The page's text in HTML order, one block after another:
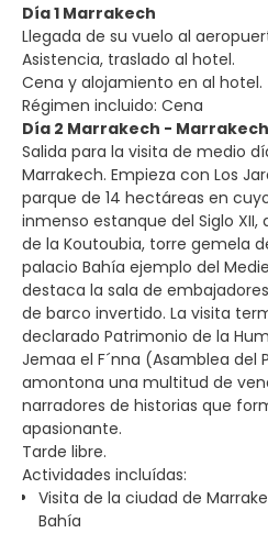
Día 1 Marrakech
Llegada de su vuelo al
Asistencia, traslado al hotel.
Cena y alojamiento en al hotel.
Régimen incluido: Cena
Día 2 Marrakech - Marrakech
Salida para la visita de medio
Marrakech. Empieza con Los
parque de 14 hectáreas en
inmenso estanque del Siglo
de la Koutoubia, torre gemela
palacio Bahía ejemplo del
destaca la sala de
de barco invertido. La visita
declarado Patrimonio de la
Jemaa el F´nna (Asamblea del
amontona una multitud de
narradores de historias que
apasionante.
Tarde libre.
Actividades incluídas:
Visita de la ciudad de
Bahía